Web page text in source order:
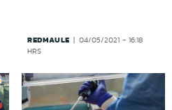
REDMAULE
04/05/2021 - 16:18
HRS